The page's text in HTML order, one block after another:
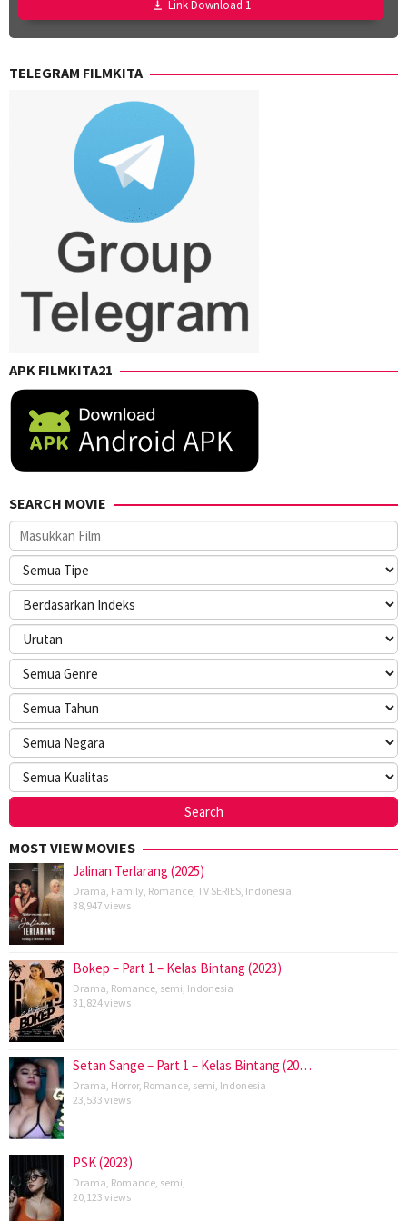
Link Download 1
TELEGRAM FILMKITA
APK FILMKITA21
SEARCH MOVIE
MOST VIEW MOVIES
Jalinan Terlarang (2025)
Drama Family Romance TV SERIES Indonesia
38,947 views
Bokep – Part 1 – Kelas Bintang (2023)
Drama Romance semi Indonesia
31,824 views
Setan Sange – Part 1 – Kelas Bintang (20…
Drama Horror, Romance semi Indonesia
23,533 views
PSK (2023)
Drama Romance semi
20,123 views